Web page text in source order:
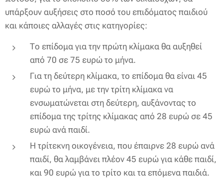
υπάρξουν αυξήσεις στο ποσό του επιδόματος παιδιού
και κάποιες αλλαγές στις κατηγορίες:
Το επίδομα για την πρώτη κλίμακα θα αυξηθεί
από 70 σε 75 ευρώ το μήνα.
Για τη δεύτερη κλίμακα, το επίδομα θα είναι 45
ευρώ το μήνα, με την τρίτη κλίμακα να
ενσωματώνεται στη δεύτερη, αυξάνοντας το
επίδομα της τρίτης κλίμακας από 28 ευρώ σε 45
ευρώ ανά παιδί.
Η τρίτεκνη οικογένεια, που έπαιρνε 28 ευρώ ανά
παιδί, θα λαμβάνει πλέον 45 ευρώ για κάθε παιδί,
και 90 ευρώ για το τρίτο και τα επόμενα παιδιά.